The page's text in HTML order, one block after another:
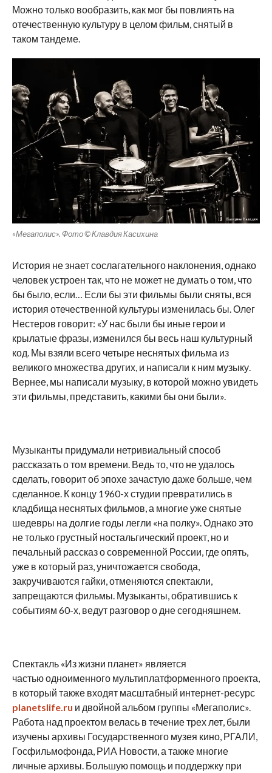
Можно только вообразить, как мог бы повлиять на
отечественную культуру в целом фильм, снятый в
таком тандеме.
«Мегаполис». Фото © Клавдия Касихина
История не знает сослагательного наклонения, однако
человек устроен так, что не может не думать о том, что
бы было, если… Если бы эти фильмы были сняты, вся
история отечественной культуры изменилась бы. Олег
Нестеров говорит: «У нас были бы иные герои и
крылатые фразы, изменился бы весь наш культурный
код. Мы взяли всего четыре неснятых фильма из
великого множества других, и написали к ним музыку.
Вернее, мы написали музыку, в которой можно увидеть
эти фильмы, представить, какими бы они были».
Музыканты придумали нетривиальный способ
рассказать о том времени. Ведь то, что не удалось
сделать, говорит об эпохе зачастую даже больше, чем
сделанное. К концу 1960-х студии превратились в
кладбища неснятых фильмов, а многие уже снятые
шедевры на долгие годы легли «на полку». Однако это
не только грустный ностальгический проект, но и
печальный рассказ о современной России, где опять,
уже в который раз, уничтожается свобода,
закручиваются гайки, отменяются спектакли,
запрещаются фильмы. Музыканты, обратившись к
событиям 60-х, ведут разговор о дне сегодняшнем.
Спектакль «Из жизни планет» является
частью одноименного мультиплатформенного проекта,
в который также входят масштабный интернет-ресурс
planetslife.ru и двойной альбом группы «Мегаполис».
Работа над проектом велась в течение трех лет, были
изучены архивы Государственного музея кино, РГАЛИ,
Госфильмофонда, РИА Новости, а также многие
личные архивы. Большую помощь и поддержку при